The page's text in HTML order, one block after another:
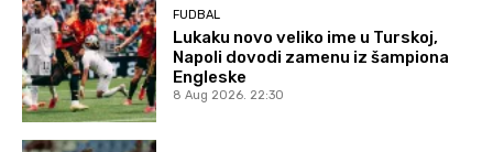
FUDBAL
Lukaku novo veliko ime u Turskoj,
Napoli dovodi zamenu iz šampiona
Engleske
8 Aug 2026. 22:30